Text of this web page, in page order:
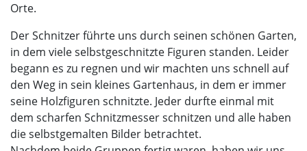
Orte.
Der Schnitzer führte uns durch seinen schönen Garten,
in dem viele selbstgeschnitzte Figuren standen. Leider
begann es zu regnen und wir machten uns schnell auf
den Weg in sein kleines Gartenhaus, in dem er immer
seine Holzfiguren schnitzte. Jeder durfte einmal mit
dem scharfen Schnitzmesser schnitzen und alle haben
die selbstgemalten Bilder betrachtet.